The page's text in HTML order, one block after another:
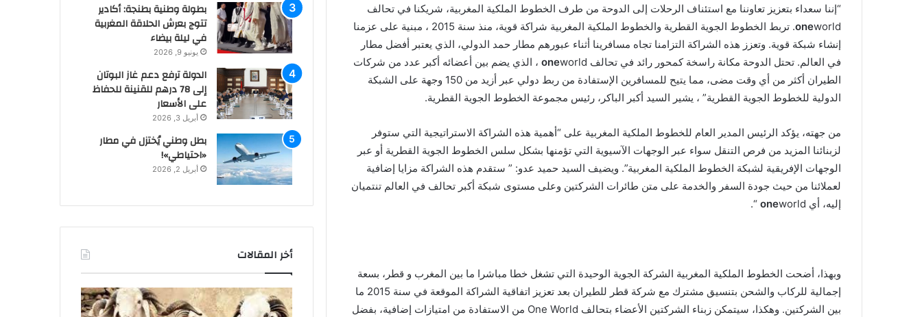
“إننا سعداء بتعزيز تعاوننا مع استئناف الرحلات إلى الدوحة من طرف الخطوط الملكية المغربية، شريكنا في تحالف
one
world. تربط الخطوط الجوية القطرية والخطوط الملكية المغربية شراكة قوية، منذ سنة 2015 ، مبنية على عزمنا
إنشاء شبكة قوية. وتعزز هذه الشراكة التزامنا تجاه مسافرينا أثناء عبورهم مطار حمد الدولي، الذي يعتبر أفضل مطار
في العالم. تحتل الدوحة مكانة راسخة كمحور رائد في تحالف
one world ، الذي يضم بين أعضائه أكبر عدد من شركات
الطيران أكثر من أي وقت مضى، مما يتيح للمسافرين الإستفادة من ربط دولي عبر أزيد من 150 وجهة على الشبكة
الدولية للخطوط الجوية القطرية” ، يشير السيد أكبر الباكر، رئيس مجموعة الخطوط الجوية القطرية.
من جهته، يؤكد الرئيس المدير العام للخطوط الملكية المغربية على “أهمية هذه الشراكة الاستراتيجية التي ستوفر
لزبنائنا المزيد من فرص التنقل سواء عبر الوجهات الآسيوية التي تؤمنها بشكل سلس الخطوط الجوية القطرية أو عبر
الوجهات الإفريقية لشبكة الخطوط الملكية المغربية”. ويضيف السيد حميد عدو: ” ستقدم هذه الشراكة مزايا إضافية
لعملائنا من حيث جودة السفر والخدمة على متن طائرات الشركتين وعلى مستوى شبكة أكبر تحالف في العالم تنتميان
إليه، أي
oneworld “.
وبهذا، أضحت الخطوط الملكية المغربية الشركة الجوية الوحيدة التي تشغل خطا مباشرا ما بين المغرب و قطر، بسعة
إجمالية للركاب والشحن بتنسيق مشترك مع شركة قطر للطيران بعد تعزيز اتفاقية الشراكة الموقعة في سنة 2015 ما
بين الشركتين. وهكذا، سيتمكن زبناء الشركتين الأعضاء بتحالف One World من الاستفادة من امتيازات إضافية، بفضل
بطل وطني يُختزل في مطار «احتياطي»!
بطولة وطنية بطنجة: أكادير
تتوج بعرش الحلاقة المغربية
في ليلة بيضاء
يونيو 9, 2026
الدولة ترفع دعم غاز البوتان
إلى 78 درهم للقنينة للحفاظ
على الأسعار
أبريل 3, 2026
بطل وطني يُختزل في مطار
«احتياطي»!
أبريل 2, 2026
أخر المقالات